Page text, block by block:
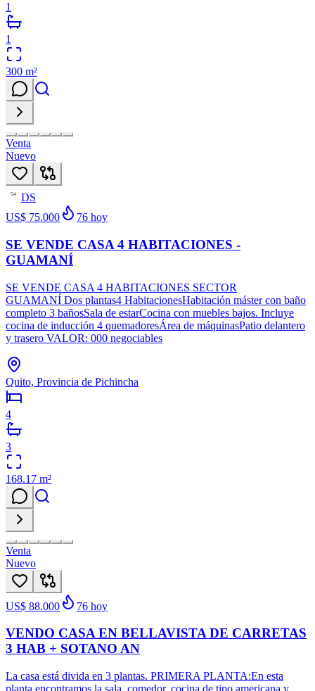
1
1
300 m²
Venta
Nuevo
54
DS
US$ 75.000
76 hoy
SE VENDE CASA 4 HABITACIONES -
GUAMANÍ
SE VENDE CASA 4 HABITACIONES SECTOR
GUAMANÍ Dos plantas4 HabitacionesHabitación máster con baño
completo 3 bañosSala de estarCocina con muebles bajos. Incluye
cocina de inducción 4 quemadoresÁrea de máquinasPatio delantero
y trasero VALOR: 000 negociables
Quito, Provincia de Pichincha
4
3
168.17 m²
Venta
Nuevo
US$ 88.000 76 hoy
VENDO CASA EN BELLAVISTA DE CARRETAS
3 HAB + SOTANO AN
La casa está divida en 3 plantas. PRIMERA PLANTA:En esta